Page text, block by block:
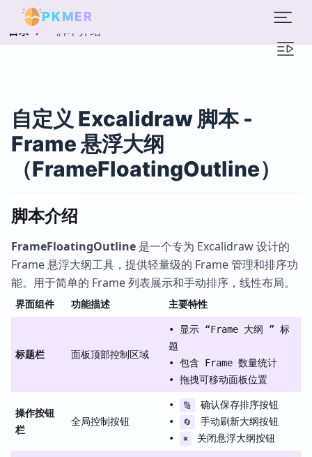
PKMER
目录 脚本介绍
自定义 Excalidraw 脚本 -
Frame 悬浮大纲
（FrameFloatingOutline）
脚本介绍
FrameFloatingOutline 是一个专为 Excalidraw 设计的
Frame 悬浮大纲工具，提供轻量级的 Frame 管理和排序功
能。用于简单的 Frame 列表展示和手动排序，线性布局。
界面组件 功能描述 主要特性
标题栏 面板顶部控制区域
• 显示 “Frame 大纲 ” 标
题
• 包含 Frame 数量统计
• 拖拽可移动面板位置
操作按钮
栏
全局控制按钮
• 🔢
确认保存排序按钮
•
🔄
手动刷新大纲按钮
•
✖ 关闭悬浮大纲按钮